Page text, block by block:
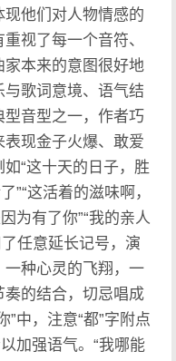
他们对人物情感的
视了每一个音符、
本来的意图很好地
歌词意境、语气结
音型之一，作者巧
现金子火爆、敢爱
“这十天的日子，胜
”“这活着的滋味啊，
为有了你”“我的亲人
了任意延长记号，演
种心灵的飞翔，一
的结合，切忌唱成
中，注意“都”字附点
加强语气。“我哪能